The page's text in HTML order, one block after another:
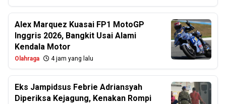
Alex Marquez Kuasai FP1 MotoGP
Inggris 2026, Bangkit Usai Alami
Kendala Motor
Olahraga 4 jam yang lalu
Eks Jampidsus Febrie Adriansyah
Diperiksa Kejagung, Kenakan Rompi